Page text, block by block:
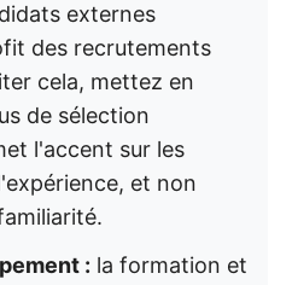
externes
des recrutements
cela, mettez en
de sélection
l'accent sur les
et non
: la formation et